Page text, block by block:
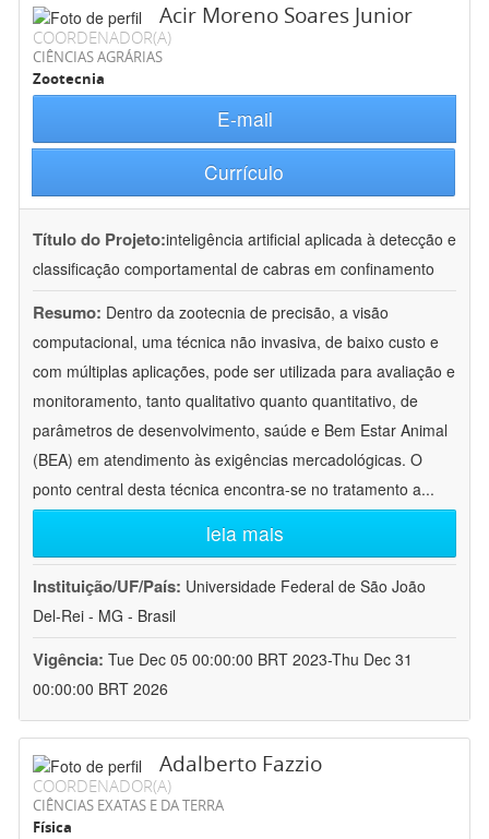
Acir Moreno Soares Junior
COORDENADOR(A)
CIÊNCIAS AGRÁRIAS
Zootecnia
E-mail
Currículo
Título do Projeto:inteligência artificial aplicada à detecção e
classificação comportamental de cabras em confinamento
Resumo: Dentro da zootecnia de precisão, a visão
computacional, uma técnica não invasiva, de baixo custo e
com múltiplas aplicações, pode ser utilizada para avaliação e
monitoramento, tanto qualitativo quanto quantitativo, de
parâmetros de desenvolvimento, saúde e Bem Estar Animal
(BEA) em atendimento às exigências mercadológicas. O
ponto central desta técnica encontra-se no tratamento a...
leia mais
Instituição/UF/País: Universidade Federal de São João
Del-Rei - MG - Brasil
Vigência: Tue Dec 05 00:00:00 BRT 2023-Thu Dec 31
00:00:00 BRT 2026
Adalberto Fazzio
COORDENADOR(A)
CIÊNCIAS EXATAS E DA TERRA
Física